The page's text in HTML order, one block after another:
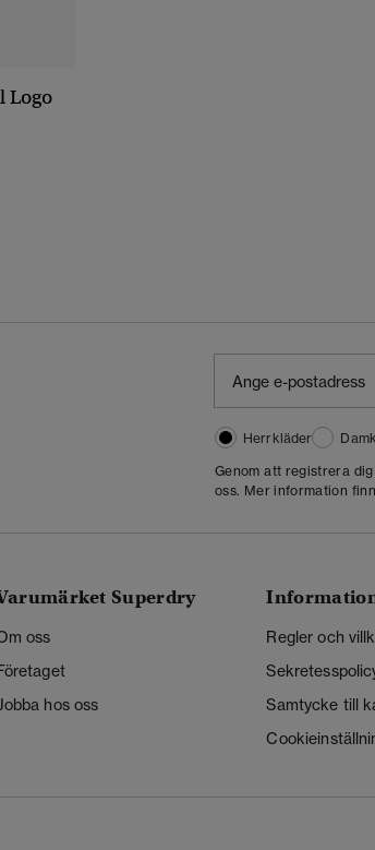
Logo
Herrkläder
Genom att registrera
oss. Mer information
Superdry
oss
hos oss
Regler och
Samtycke till